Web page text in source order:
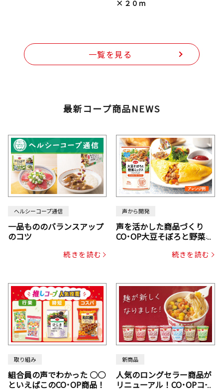
×２０ｍ
一覧を見る
最新コープ商品NEWS
ヘルシーコープ通信
一品もののバランスアップ
のコツ
続きを読む
声から開発
声を活かした商品づくり
CO･OP大豆そぼろと野菜ミ
じん・コーン入り）続きを読む
取り組み
組合員の声でわかった ○○
といえばこのCO･OP商品！
新商品
人気のロングセラー商品が
リニューアル！CO･OPコー